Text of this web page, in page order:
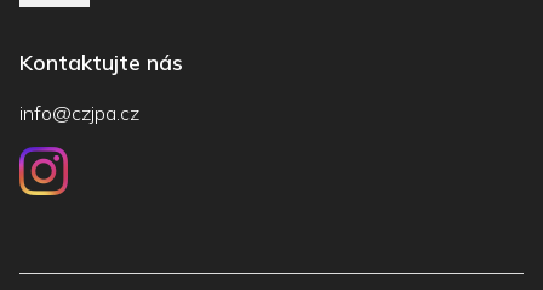
Kontaktujte nás
info@czjpa.cz